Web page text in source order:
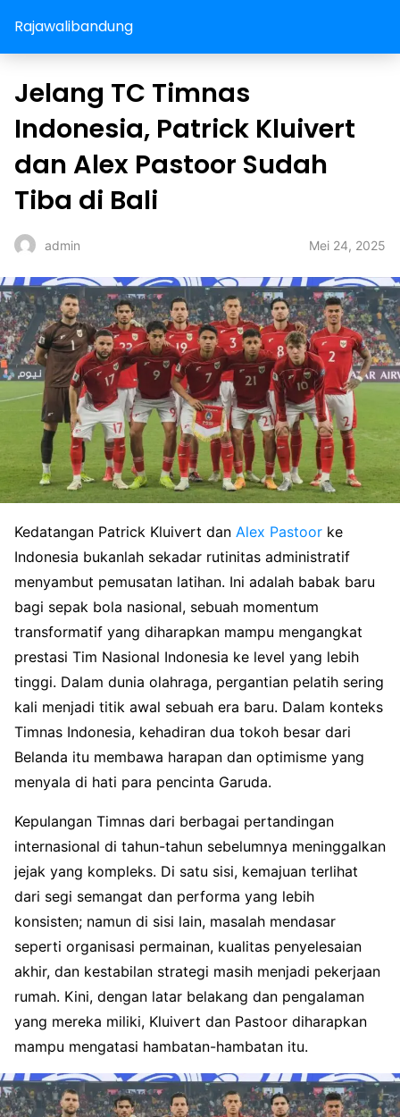
Rajawalibandung
Jelang TC Timnas
Indonesia, Patrick Kluivert
dan Alex Pastoor Sudah
Tiba di Bali
admin Mei 24, 2025
Kedatangan Patrick Kluivert dan Alex Pastoor ke
Indonesia bukanlah sekadar rutinitas administratif
menyambut pemusatan latihan. Ini adalah babak baru
bagi sepak bola nasional, sebuah momentum
transformatif yang diharapkan mampu mengangkat
prestasi Tim Nasional Indonesia ke level yang lebih
tinggi. Dalam dunia olahraga, pergantian pelatih sering
kali menjadi titik awal sebuah era baru. Dalam konteks
Timnas Indonesia, kehadiran dua tokoh besar dari
Belanda itu membawa harapan dan optimisme yang
menyala di hati para pencinta Garuda.
Kepulangan Timnas dari berbagai pertandingan
internasional di tahun-tahun sebelumnya meninggalkan
jejak yang kompleks. Di satu sisi, kemajuan terlihat
dari segi semangat dan performa yang lebih
konsisten; namun di sisi lain, masalah mendasar
seperti organisasi permainan, kualitas penyelesaian
akhir, dan kestabilan strategi masih menjadi pekerjaan
rumah. Kini, dengan latar belakang dan pengalaman
yang mereka miliki, Kluivert dan Pastoor diharapkan
mampu mengatasi hambatan-hambatan itu.